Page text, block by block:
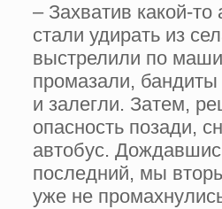
– Захватив какой-то
стали удирать из
выстрелили по
промазали,
и залегли. Затем,
опасность позади,
автобус.
последний, мы
уже не